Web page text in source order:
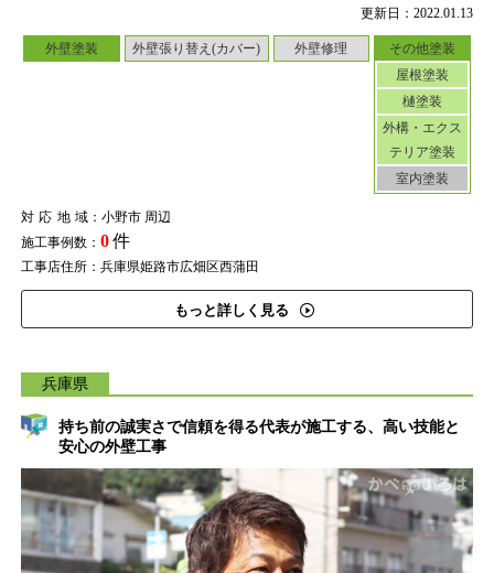
更新日：2022.01.13
外壁塗装 外壁張り替え(カバー) 外壁修理
その他塗装
屋根塗装
樋塗装
外構・エクス
テリア塗装
室内塗装
対応地域：小野市 周辺
施工事例数： 0件
工事店住所：兵庫県姫路市広畑区西蒲田
もっと詳しく見る
兵庫県
持ち前の誠実さで信頼を得る代表が施工する、高い技能と
安心の外壁工事